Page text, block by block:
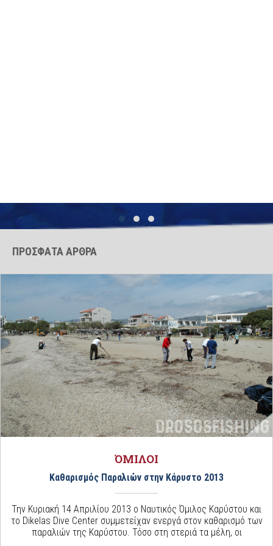
ΠΡΟΣΦΑΤΑ ΑΡΘΡΑ
ΌΜΙΛΟΙ
Καθαρισμός Παραλιών στην Κάρυστο 2013
Την Κυριακή 14 Απριλίου 2013 ο Ναυτικός Όμιλος Καρύστου και
το Dikelas Dive Center συμμετείχαν ενεργά στον καθαρισμό των
παραλιών της Καρύστου. Τόσο στη στεριά τα μέλη, οι